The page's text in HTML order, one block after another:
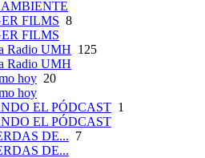
FILMS 8
FILMS
Radio UMH 125
Radio UMH
hoy 20
hoy
EL PÓDCAST 1
EL PÓDCAST
DE... 7
DE...